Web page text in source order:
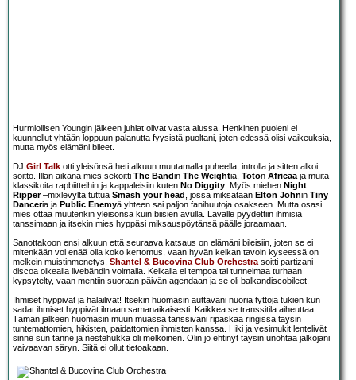
Hurmiollisen Youngin jälkeen juhlat olivat vasta alussa. Henkinen puoleni ei
kuunnellut yhtään loppuun palanutta fyysistä puoltani, joten edessä olisi vaikeuksia,
mutta myös elämäni bileet.
DJ Girl Talk otti yleisönsä heti alkuun muutamalla puheella, introlla ja sitten alkoi
soitto. Illan aikana mies sekoitti The Bandin The Weightiä, Toton Africaaja muita
klassikoita rapbiitteihin ja kappaleisiin kuten No Diggity. Myös miehen Night
Ripper–mixlevyltä tuttua Smash your head , jossa miksataan Elton Johnin Tiny
Danceria ja Public Enemyä yhteen sai paljon fanihuutoja osakseen. Mutta osasi
mies ottaa muutenkin yleisönsä kuin biisien avulla. Lavalle pyydettiin ihmisiä
tanssimaan ja itsekin mies hyppäsi miksauspöytänsä päälle joraamaan.
Sanottakoon ensi alkuun että seuraava katsaus on elämäni bileisiin, joten se ei
mitenkään voi enää olla koko kertomus, vaan hyvän keikan tavoin kyseessä on
melkein muistinmenetys. Shantel & Bucovina Club Orchestrasoitti partizani
discoa oikealla livebändin voimalla. Keikalla ei tempoa tai tunnelmaa turhaan
kypsytelty, vaan mentiin suoraan päivän agendaan ja se oli balkandiscobileet.
Ihmiset hyppivät ja halailivat! Itsekin huomasin auttavani nuoria tyttöjä tukien kun
sadat ihmiset hyppivät ilmaan samanaikaisesti. Kaikkea se transsitila aiheuttaa.
Tämän jälkeen huomasin muun muassa tanssivani ripaskaa ringissä täysin
tuntemattomien, hikisten, paidattomien ihmisten kanssa. Hiki ja vesimukit lentelivät
sinne sun tänne ja nestehukka oli melkoinen. Olin jo ehtinyt täysin unohtaa jalkojani
vaivaavan säryn. Siitä ei ollut tietoakaan.